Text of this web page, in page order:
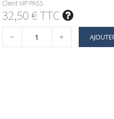
Client VIP PASS
32,50 € TTC